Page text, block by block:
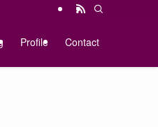
Profile Contact